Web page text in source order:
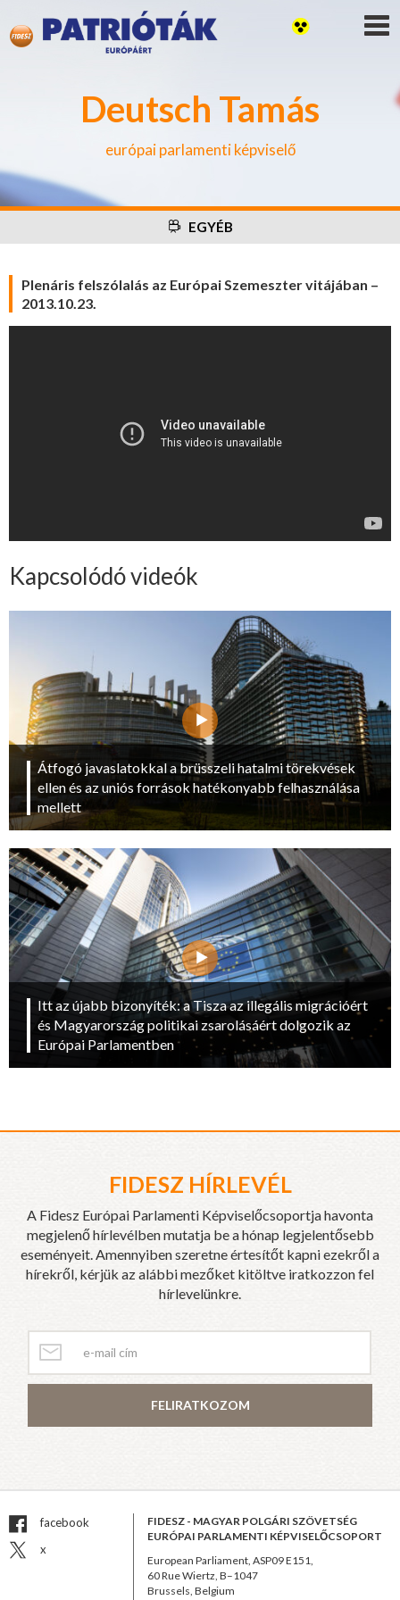
Deutsch Tamás
európai parlamenti képviselő
EGYÉB
Plenáris felszólalás az Európai Szemeszter vitájában –
2013.10.23.
Kapcsolódó videók
Átfogó javaslatokkal a brüsszeli hatalmi törekvések
ellen és az uniós források hatékonyabb felhasználása
mellett
Itt az újabb bizonyíték: a Tisza az illegális migrációért
és Magyarország politikai zsarolásáért dolgozik az
Európai Parlamentben
FIDESZ HÍRLEVÉL
A Fidesz Európai Parlamenti Képviselőcsoportja havonta
megjelenő hírlevélben mutatja be a hónap legjelentősebb
eseményeit. Amennyiben szeretne értesítőt kapni ezekről a
hírekről, kérjük az alábbi mezőket kitöltve iratkozzon fel
hírlevelünkre.
FELIRATKOZOM
facebook
x
FIDESZ - MAGYAR POLGÁRI SZÖVETSÉG
EURÓPAI PARLAMENTI KÉPVISELŐCSOPORT
European Parliament, ASP09 E151,
60 Rue Wiertz, B–1047
Brussels, Belgium